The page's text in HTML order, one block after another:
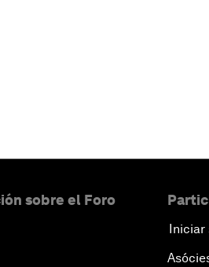
sobre el Foro
Iniciar